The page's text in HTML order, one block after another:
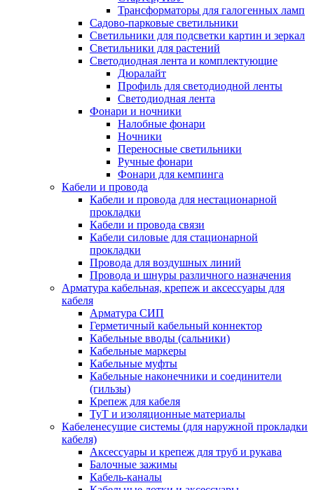
Трансформаторы для галогенных ламп
Садово-парковые светильники
Светильники для подсветки картин и зеркал
Светильники для растений
Светодиодная лента и комплектующие
Дюралайт
Профиль для светодиодной ленты
Светодиодная лента
Фонари и ночники
Налобные фонари
Ночники
Переносные светильники
Ручные фонари
Фонари для кемпинга
Кабели и провода
Кабели и провода для нестационарной
прокладки
Кабели и провода связи
Кабели силовые для стационарной
прокладки
Провода для воздушных линий
Провода и шнуры различного назначения
Арматура кабельная, крепеж и аксессуары для
кабеля
Арматура СИП
Герметичный кабельный коннектор
Кабельные вводы (сальники)
Кабельные маркеры
Кабельные муфты
Кабельные наконечники и соединители
(гильзы)
Крепеж для кабеля
ТуТ и изоляционные материалы
Кабеленесущие системы (для наружной прокладки
кабеля)
Аксессуары и крепеж для труб и рукава
Балочные зажимы
Кабель-каналы